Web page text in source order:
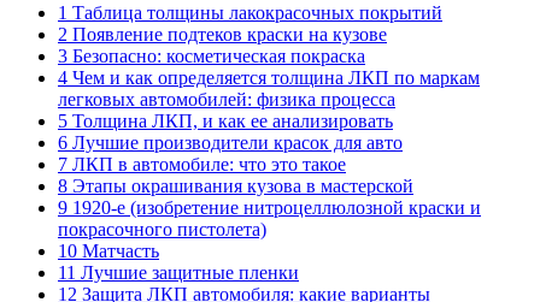
1 Таблица толщины лакокрасочных покрытий
2 Появление подтеков краски на кузове
3 Безопасно: косметическая покраска
4 Чем и как определяется толщина ЛКП по маркам
легковых автомобилей: физика процесса
5 Толщина ЛКП, и как ее анализировать
6 Лучшие производители красок для авто
7 ЛКП в автомобиле: что это такое
8 Этапы окрашивания кузова в мастерской
9 1920‑е (изобретение нитроцеллюлозной краски и
покрасочного пистолета)
10 Матчасть
11 Лучшие защитные пленки
12 Защита ЛКП автомобиля: какие варианты